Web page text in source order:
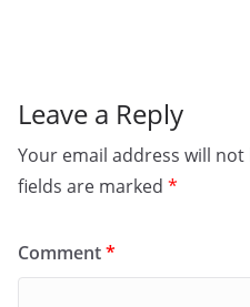
Leave a Reply
Your email address will
fields are marked *
Comment*